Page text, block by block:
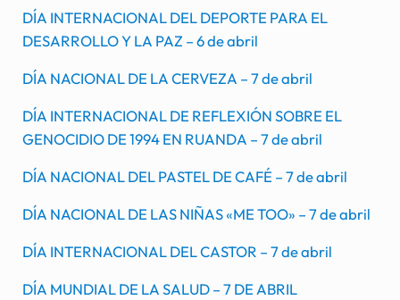
DÍA INTERNACIONAL DEL DEPORTE PARA EL
DESARROLLO Y LA PAZ – 6 de abril
DÍA NACIONAL DE LA CERVEZA – 7 de abril
DÍA INTERNACIONAL DE REFLEXIÓN SOBRE EL
GENOCIDIO DE 1994 EN RUANDA – 7 de abril
DÍA NACIONAL DEL PASTEL DE CAFÉ – 7 de abril
DÍA NACIONAL DE LAS NIÑAS «ME TOO» – 7 de abril
DÍA INTERNACIONAL DEL CASTOR – 7 de abril
DÍA MUNDIAL DE LA SALUD – 7 DE ABRIL